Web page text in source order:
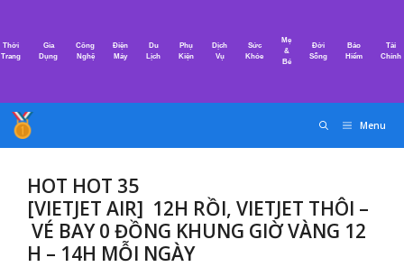
nội
Thời
Trang
Gia
Dụng
Công
Nghệ
Điện
Máy
Du
Lịch
Phụ
Kiện
Dịch
Vụ
Sức
Khỏe
Mẹ
&
Bé
Đời
Sống
Bảo
Hiểm
Tài
Chính
Menu
HOT HOT 35
[VIETJET AIR] ️ 12H RỒI, VIETJET THÔI –
VÉ BAY 0 ĐỒNG KHUNG GIỜ VÀNG 12
H – 14H MỖI NGÀY